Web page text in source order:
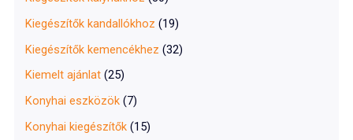
Kiegészítők kandallókhoz (19)
Kiegészítők kemencékhez (32)
Kiemelt ajánlat (25)
Konyhai eszközök (7)
Konyhai kiegészítők (15)